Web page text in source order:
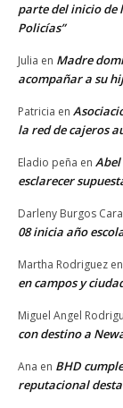
parte del inicio de
Policías”
Julia en Madre
acompañar a su
Patricia en
la red de cajeros
Eladio peña en
esclarecer
Darleny Burgos
08 inicia año
Martha Rodriguez en
en campos y
Miguel Angel
con destino a
Ana en BHD
reputacional